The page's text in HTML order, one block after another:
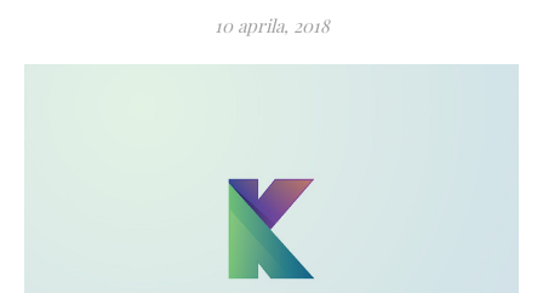
10 aprila, 2018